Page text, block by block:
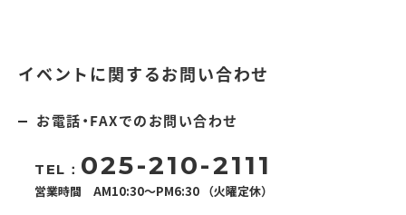
イベントに関するお問い合わせ
お電話・FAXでのお問い合わせ
TEL： 025-210-2111
営業時間 AM10:30～PM6:30 （火曜定休）